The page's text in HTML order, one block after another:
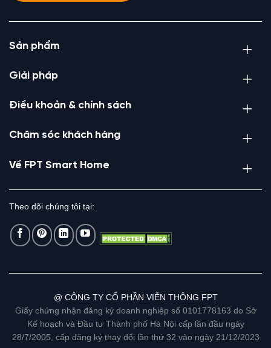
Sản phẩm
Giải pháp
Điều khoản & chính sách
Chăm sóc khách hàng
Về FPT Smart Home
Theo dõi chúng tôi tại:
@ CÔNG TY CỔ PHẦN VIỄN THÔNG FPT
Giấy chứng nhận đăng ký doanh nghiệp số 0101778163 do Sở
Kế hoạch và Đầu tư Thành phố Hà Nội cấp lần đầu ngày
28/7/2005, cấp đăng ký thay đổi lần thứ 32 vào ngày 21/12/2023